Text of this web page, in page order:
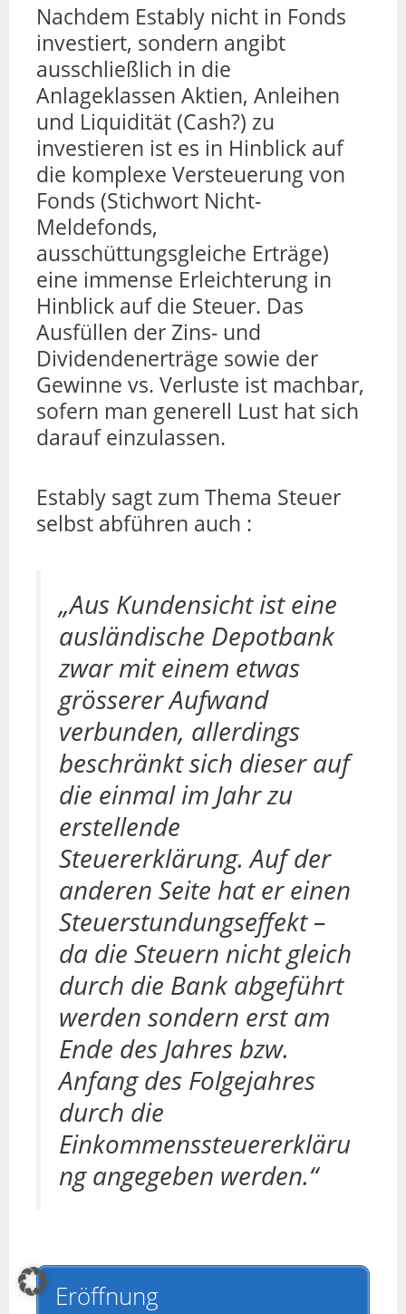
Nachdem Estably nicht in Fonds
investiert, sondern angibt
ausschließlich in die
Anlageklassen Aktien, Anleihen
und Liquidität (Cash?) zu
investieren ist es in Hinblick auf
die komplexe Versteuerung von
Fonds (Stichwort Nicht-
Meldefonds,
ausschüttungsgleiche Erträge)
eine immense Erleichterung in
Hinblick auf die Steuer. Das
Ausfüllen der Zins- und
Dividendenerträge sowie der
Gewinne vs. Verluste ist machbar,
sofern man generell Lust hat sich
darauf einzulassen.
Estably sagt zum Thema Steuer
selbst abführen auch :
„Aus Kundensicht ist eine
ausländische Depotbank
zwar mit einem etwas
grösserer Aufwand
verbunden, allerdings
beschränkt sich dieser auf
die einmal im Jahr zu
erstellende
Steuererklärung. Auf der
anderen Seite hat er einen
Steuerstundungseffekt –
da die Steuern nicht gleich
durch die Bank abgeführt
werden sondern erst am
Ende des Jahres bzw.
Anfang des Folgejahres
durch die
Einkommenssteuererkläru
ng angegeben werden.“
Eröffnung